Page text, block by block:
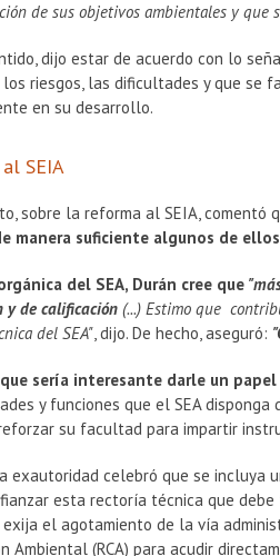
de sus objetivos ambientales y
dijo estar de acuerdo con lo
riesgos, las dificultades y que se
en su desarrollo.
SEIA
sobre la reforma al SEIA, comentó
manera suficiente algunos de
del SEA, Durán cree que
y de calificación (...) Estimo que
del SEA", dijo. De hecho, aseguró:
sería interesante darle un
y funciones que el SEA
su facultad para impartir
exautoridad celebró que se incluya
esta rectoría técnica que debe
exija el agotamiento de la vía
Ambiental (RCA) para acudir